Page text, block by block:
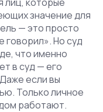
значение для
— это просто
говорил». Но суд
что именно
в суд — его
если вы
Только личное
работают.